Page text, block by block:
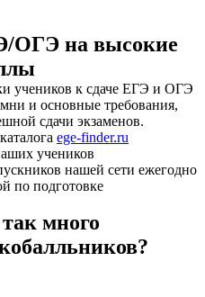
ОГЭ на высокие
учеников к сдаче ЕГЭ и ОГЭ
и основные требования,
сдачи экзаменов.
ege-finder.ru
учеников
нашей сети ежегодно
по подготовке
много